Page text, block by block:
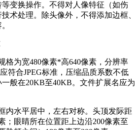
变换操作。不得对人像特征（如伤
术处理。除头像外，不得添加边框、
格为宽480像素*高640像素，分辨率
符合JPEG标准，压缩品质系数不低
般在20KB至40KB。文件扩展名应为
内水平居中，左右对称。头顶发际距
；眼睛所在位置距上边沿200像素至